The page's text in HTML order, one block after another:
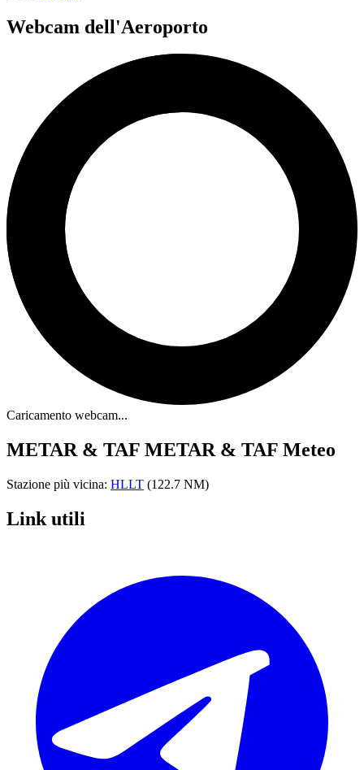
Webcam dell'Aeroporto
Caricamento webcam...
METAR & TAF METAR & TAF Meteo
Stazione più vicina: HLLT (122.7 NM)
Link utili